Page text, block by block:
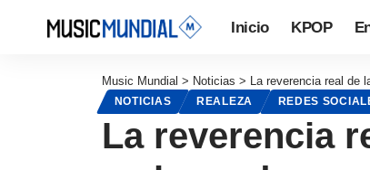
Inicio KPOP
Music Mundial > Noticias > La reverencia real de
NOTICIAS REALEZA REDES
La reverencia